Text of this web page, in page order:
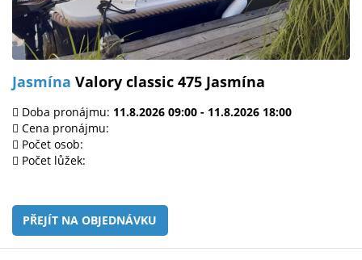
Jasmína Valory classic 475 Jasmína
Doba pronájmu: 11.8.2026 09:00 - 11.8.2026 18:00
Cena pronájmu:
Počet osob:
Počet lůžek:
PŘEJÍT NA OBJEDNÁVKU